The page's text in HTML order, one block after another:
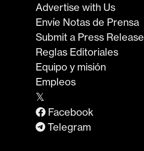
Advertise with Us
Envíe Notas de Prensa
Submit a Press Release
Reglas Editoriales
Equipo y misión
Empleos
𝕏
Facebook
Telegram